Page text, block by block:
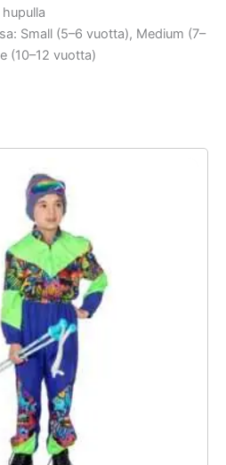
Small (5–6 vuotta), Medium (7–
(10–12 vuotta)